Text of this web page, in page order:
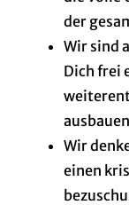
der
Wir sind
Dich frei
Wir
einen